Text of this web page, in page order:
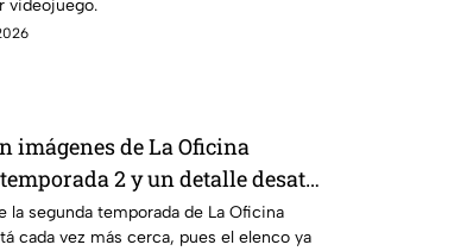
videojuego.
imágenes de La Oficina
2 y un detalle desata
los fans
la segunda temporada de La Oficina
cada vez más cerca, pues el elenco ya